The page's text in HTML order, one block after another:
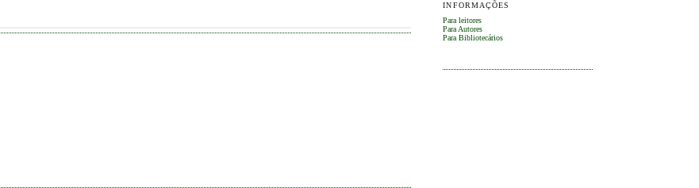
INFORMAÇÕES
Para leitores
Para Autores
Para Bibliotecários